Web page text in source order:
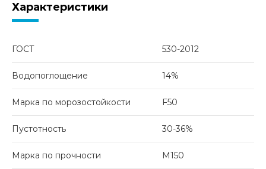
Характеристики
ГОСТ 530-2012
Водопоглощение 14%
Марка по морозостойкости F50
Пустотность 30-36%
Марка по прочности М150